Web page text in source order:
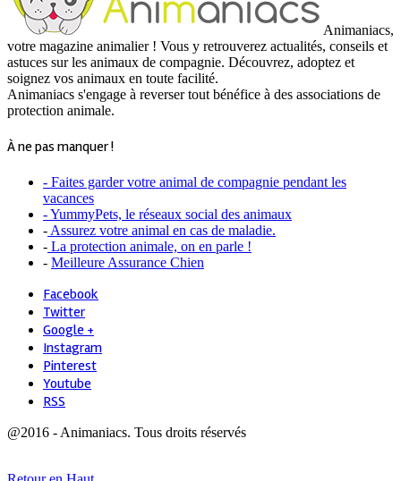
Animaniacs,
votre magazine animalier ! Vous y retrouverez actualités, conseils et
astuces sur les animaux de compagnie. Découvrez, adoptez et
soignez vos animaux en toute facilité.
Animaniacs s'engage à reverser tout bénéfice à des associations de
protection animale.
À ne pas manquer !
- Faites garder votre animal de compagnie pendant les
vacances
- YummyPets, le réseaux social des animaux
-Assurez votre animal en cas de maladie.
- La protection animale, on en parle !
- Meilleure Assurance Chien
Facebook
Twitter
Google +
Instagram
Pinterest
Youtube
RSS
@2016 - Animaniacs. Tous droits réservés